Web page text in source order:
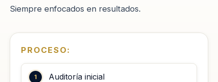
PROCESO:
Auditoría inicial
Siempre enfocados en resultados.